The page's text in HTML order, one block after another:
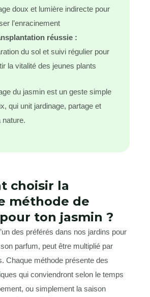
doux et lumière indirecte pour
l’enracinement
réussie :
du sol et suivi régulier pour
la vitalité des jeunes plants
du jasmin est un geste simple
qui unit jardinage, partage et
nature.
choisir la
méthode de
ton jasmin ?
des préférés dans nos jardins pour
parfum, peut être multiplié par
Chaque méthode présente des
qui conviendront selon le temps
ou simplement la saison